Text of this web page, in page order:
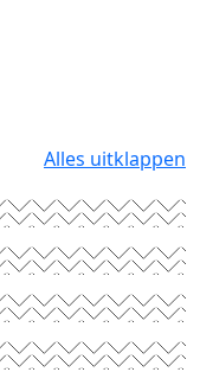
Alles uitklappen